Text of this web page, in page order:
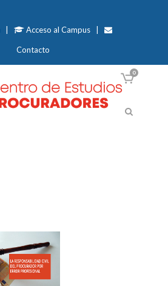
Acceso al Campus|
Contacto
0